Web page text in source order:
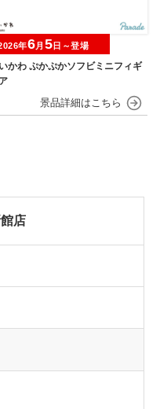
かわ ぷかぷかソフビミニフィギ
年6月 5日～登場
店